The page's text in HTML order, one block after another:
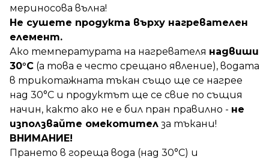
мериносова вълна!
Не сушете продукта върху нагревателен
елемент.
Ако температурата на нагревателя надвиши
30°C (а това е често срещано явление), водата
в трикотажната тъкан също ще се нагрее
над 30°C и продуктът ще се свие по същия
начин, както ако не е бил пран правилно - не
използвайте омекотител за тъкани!
ВНИМАНИЕ!
Прането в гореща вода (над 30°С) и